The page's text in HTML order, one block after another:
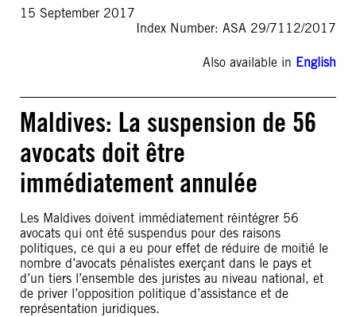
15 September 2017
Index Number: ASA 29/7112/2017
Also available in English
Maldives: La suspension de 56
avocats doit être
immédiatement annulée
Les Maldives doivent immédiatement réintégrer 56
avocats qui ont été suspendus pour des raisons
politiques, ce qui a eu pour effet de réduire de moitié le
nombre d’avocats pénalistes exerçant dans le pays et
d’un tiers l’ensemble des juristes au niveau national, et
de priver l’opposition politique d’assistance et de
représentation juridiques.